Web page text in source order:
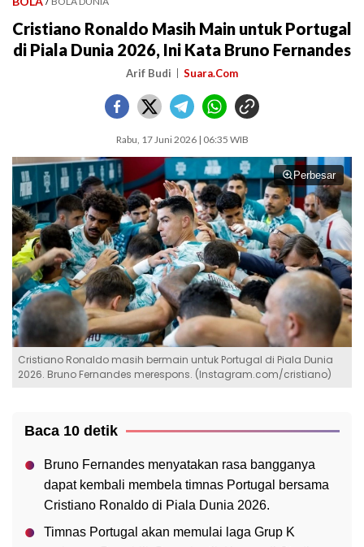
Cristiano Ronaldo Masih Main untuk Portugal
di Piala Dunia 2026, Ini Kata Bruno Fernandes
Arif Budi Suara.Com
Rabu, 17 Juni 2026 | 06:35 WIB
Perbesar
Cristiano Ronaldo masih bermain untuk Portugal di Piala Dunia
2026. Bruno Fernandes merespons. (Instagram.com/cristiano)
Baca 10 detik
Bruno Fernandes menyatakan rasa bangganya
dapat kembali membela timnas Portugal bersama
Cristiano Ronaldo di Piala Dunia 2026.
Timnas Portugal akan memulai laga Grup K